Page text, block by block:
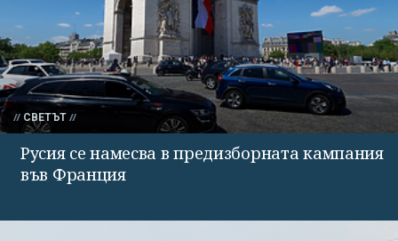
СВЕТЪТ
Русия се намесва в предизборната кампания
във Франция